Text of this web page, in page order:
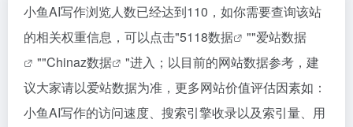
小鱼AI写作浏览人数已经达到110，如你需要查询该站
的相关权重信息，可以点击"5118数据 ""爱站数据
""Chinaz数据
"进入；以目前的网站数据参考，建
议大家请以爱站数据为准，更多网站价值评估因素如：
小鱼AI写作的访问速度、搜索引擎收录以及索引量、用